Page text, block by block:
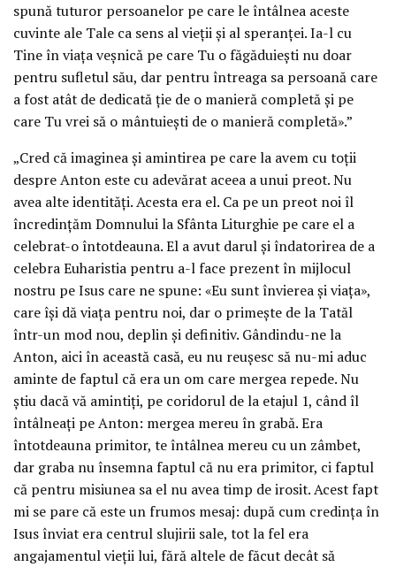
spună tuturor persoanelor pe care le întâlnea aceste
cuvinte ale Tale ca sens al vieții și al speranței. Ia-l cu
Tine în viața veșnică pe care Tu o făgăduiești nu doar
pentru sufletul său, dar pentru întreaga sa persoană care
a fost atât de dedicată ție de o manieră completă și pe
care Tu vrei să o mântuiești de o manieră completă».”
„Cred că imaginea și amintirea pe care la avem cu toții
despre Anton este cu adevărat aceea a unui preot. Nu
avea alte identități. Acesta era el. Ca pe un preot noi îl
încredințăm Domnului la Sfânta Liturghie pe care el a
celebrat-o întotdeauna. El a avut darul și îndatorirea de a
celebra Euharistia pentru a-l face prezent în mijlocul
nostru pe Isus care ne spune: «Eu sunt învierea și viața»,
care își dă viața pentru noi, dar o primește de la Tatăl
într-un mod nou, deplin și definitiv. Gândindu-ne la
Anton, aici în această casă, eu nu reușesc să nu-mi aduc
aminte de faptul că era un om care mergea repede. Nu
știu dacă vă amintiți, pe coridorul de la etajul 1, când îl
întâlneați pe Anton: mergea mereu în grabă. Era
întotdeauna primitor, te întâlnea mereu cu un zâmbet,
dar graba nu însemna faptul că nu era primitor, ci faptul
că pentru misiunea sa el nu avea timp de irosit. Acest fapt
mi se pare că este un frumos mesaj: după cum credința în
Isus înviat era centrul slujirii sale, tot la fel era
angajamentul vieții lui, fără altele de făcut decât să